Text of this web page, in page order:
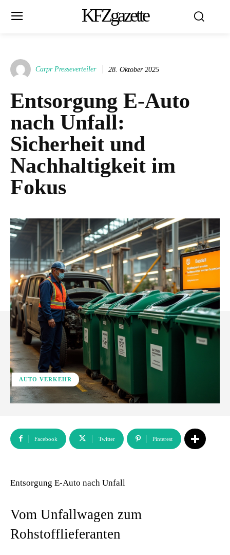
KFZgazette
Carpr Presseverteiler 28. Oktober 2025
Entsorgung E-Auto
nach Unfall:
Sicherheit und
Nachhaltigkeit im
Fokus
AUTO VERKEHR
Facebook Twitter Pinterest
Entsorgung E-Auto nach Unfall
Vom Unfallwagen zum
Rohstofflieferanten